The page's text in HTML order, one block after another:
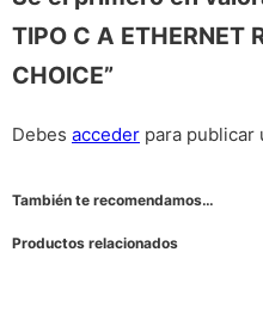
TIPO C A ETHERNET
CHOICE”
Debes acceder para publicar
También te recomendamos…
Productos relacionados